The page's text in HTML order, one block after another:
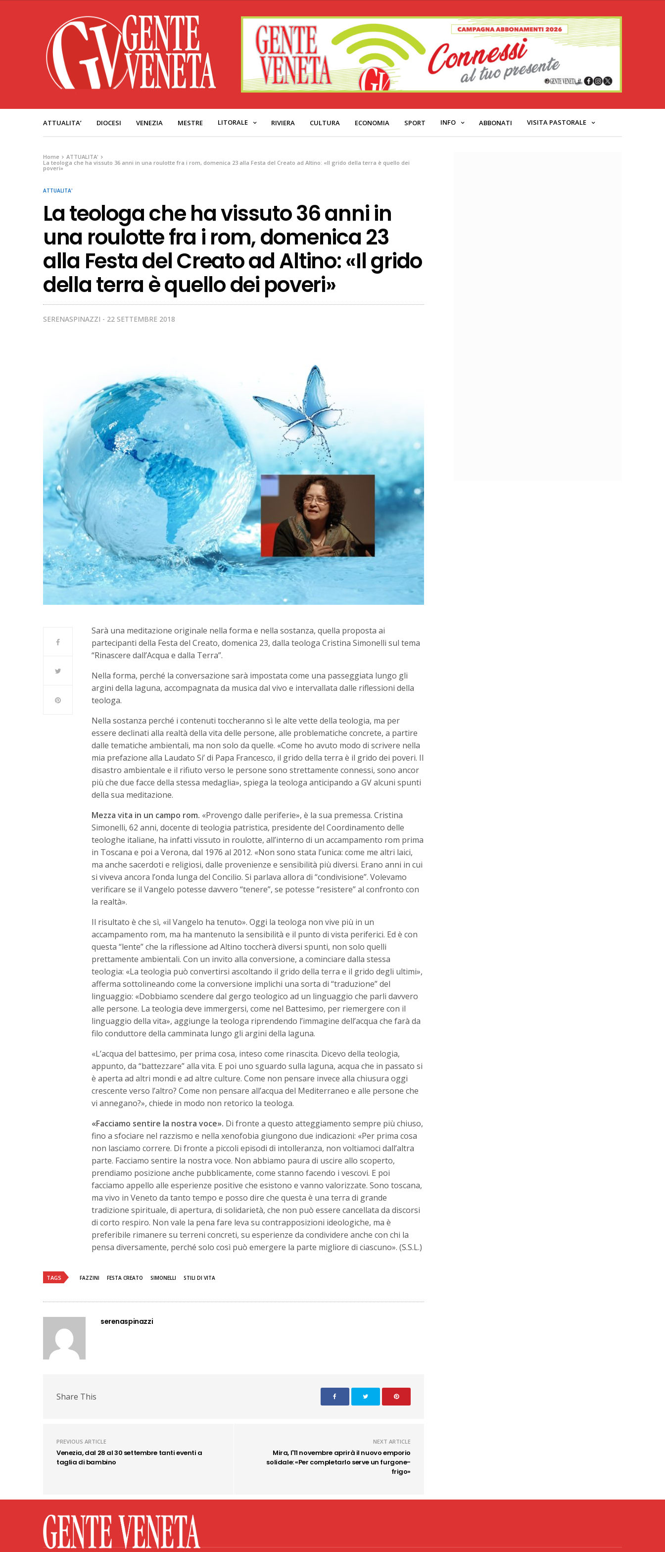
ATTUALITA’ DIOCESI VENEZIA MESTRE LITORALE RIVIERA CULTURA ECONOMIA SPORT INFO ABBONATI VISITA PASTORALE
Home
ATTUALITA'
La teologa che ha vissuto 36 anni in una roulotte fra i rom, domenica 23 alla Festa del Creato ad Altino: «Il grido della terra è quello dei
poveri»
ATTUALITA'
La teologa che ha vissuto 36 anni in
una roulotte fra i rom, domenica 23
alla Festa del Creato ad Altino: «Il grido
della terra è quello dei poveri»
SERENASPINAZZI 22 SETTEMBRE 2018
Sarà una meditazione originale nella forma e nella sostanza, quella proposta ai
partecipanti della Festa del Creato, domenica 23, dalla teologa Cristina Simonelli sul tema
“Rinascere dall’Acqua e dalla Terra”.
Nella forma, perché la conversazione sarà impostata come una passeggiata lungo gli
argini della laguna, accompagnata da musica dal vivo e intervallata dalle riflessioni della
teologa.
Nella sostanza perché i contenuti toccheranno sì le alte vette della teologia, ma per
essere declinati alla realtà della vita delle persone, alle problematiche concrete, a partire
dalle tematiche ambientali, ma non solo da quelle. «Come ho avuto modo di scrivere nella
mia prefazione alla Laudato Si’ di Papa Francesco, il grido della terra è il grido dei poveri. Il
disastro ambientale e il rifiuto verso le persone sono strettamente connessi, sono ancor
più che due facce della stessa medaglia», spiega la teologa anticipando a GV alcuni spunti
della sua meditazione.
Mezza vita in un campo rom. «Provengo dalle periferie», è la sua premessa. Cristina
Simonelli, 62 anni, docente di teologia patristica, presidente del Coordinamento delle
teologhe italiane, ha infatti vissuto in roulotte, all’interno di un accampamento rom prima
in Toscana e poi a Verona, dal 1976 al 2012. «Non sono stata l’unica: come me altri laici,
ma anche sacerdoti e religiosi, dalle provenienze e sensibilità più diversi. Erano anni in cui
si viveva ancora l’onda lunga del Concilio. Si parlava allora di “condivisione”. Volevamo
verificare se il Vangelo potesse davvero “tenere”, se potesse “resistere” al confronto con
la realtà».
Il risultato è che sì, «il Vangelo ha tenuto». Oggi la teologa non vive più in un
accampamento rom, ma ha mantenuto la sensibilità e il punto di vista periferici. Ed è con
questa “lente” che la riflessione ad Altino toccherà diversi spunti, non solo quelli
prettamente ambientali. Con un invito alla conversione, a cominciare dalla stessa
teologia: «La teologia può convertirsi ascoltando il grido della terra e il grido degli ultimi»,
afferma sottolineando come la conversione implichi una sorta di “traduzione” del
linguaggio: «Dobbiamo scendere dal gergo teologico ad un linguaggio che parli davvero
alle persone. La teologia deve immergersi, come nel Battesimo, per riemergere con il
linguaggio della vita», aggiunge la teologa riprendendo l’immagine dell’acqua che farà da
filo conduttore della camminata lungo gli argini della laguna.
«L’acqua del battesimo, per prima cosa, inteso come rinascita. Dicevo della teologia,
appunto, da “battezzare” alla vita. E poi uno sguardo sulla laguna, acqua che in passato si
è aperta ad altri mondi e ad altre culture. Come non pensare invece alla chiusura oggi
crescente verso l’altro? Come non pensare all’acqua del Mediterraneo e alle persone che
vi annegano?», chiede in modo non retorico la teologa.
«Facciamo sentire la nostra voce». Di fronte a questo atteggiamento sempre più chiuso,
fino a sfociare nel razzismo e nella xenofobia giungono due indicazioni: «Per prima cosa
non lasciamo correre. Di fronte a piccoli episodi di intolleranza, non voltiamoci dall’altra
parte. Facciamo sentire la nostra voce. Non abbiamo paura di uscire allo scoperto,
prendiamo posizione anche pubblicamente, come stanno facendo i vescovi. E poi
facciamo appello alle esperienze positive che esistono e vanno valorizzate. Sono toscana,
ma vivo in Veneto da tanto tempo e posso dire che questa è una terra di grande
tradizione spirituale, di apertura, di solidarietà, che non può essere cancellata da discorsi
di corto respiro. Non vale la pena fare leva su contrapposizioni ideologiche, ma è
preferibile rimanere su terreni concreti, su esperienze da condividere anche con chi la
pensa diversamente, perché solo così può emergere la parte migliore di ciascuno». (S.S.L.)
TAGS FAZZINI FESTA CREATO SIMONELLI STILI DI VITA
serenaspinazzi
Share This
PREVIOUS ARTICLE
Venezia, dal 28 al 30 settembre tanti eventi a
taglia di bambino
NEXT ARTICLE
Mira, l'11 novembre aprirà il nuovo emporio
solidale: «Per completarlo serve un furgone-
frigo»